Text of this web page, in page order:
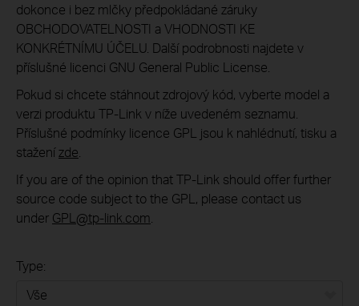
dokonce i bez mlčky předpokládané záruky
OBCHODOVATELNOSTI a VHODNOSTI KE
KONKRÉTNÍMU ÚČELU. Další podrobnosti najdete v
příslušné licenci GNU General Public License.
Pokud si chcete stáhnout zdrojový kód, vyberte model a
verzi produktu TP-Link v níže uvedeném seznamu.
Příslušné podmínky licence GPL jsou k nahlédnutí, tisku a
staženízde
If you are of the opinion that TP-Link should offer further
source code subject to the GPL, please contact us
under GPL@tp-link.com
Type: